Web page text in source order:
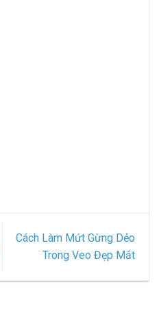
Cách Làm Mứt Gừng Dẻo
Trong Veo Đẹp Mắt